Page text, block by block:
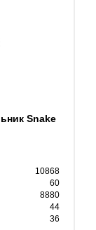
Snake
10868
60
8880
44
36